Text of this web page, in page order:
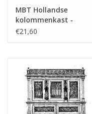
MBT Hollandse
kolommenkast -
Bouwtekening Schaal 1
€21,60